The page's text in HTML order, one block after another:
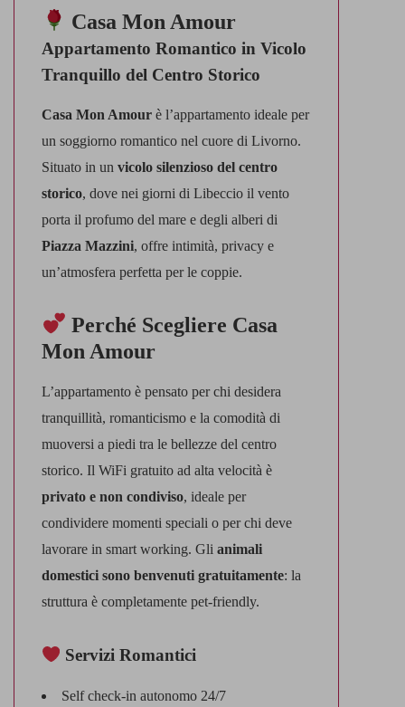
Casa Mon Amour
Appartamento Romantico in Vicolo
Tranquillo del Centro Storico
Casa Mon Amour è l’appartamento ideale per
un soggiorno romantico nel cuore di Livorno.
Situato in un vicolo silenzioso del centro
storico, dove nei giorni di Libeccio il vento
porta il profumo del mare e degli alberi di
Piazza Mazzini, offre intimità, privacy e
un’atmosfera perfetta per le coppie.
Perché Scegliere Casa
Mon Amour
L’appartamento è pensato per chi desidera
tranquillità, romanticismo e la comodità di
muoversi a piedi tra le bellezze del centro
storico. Il WiFi gratuito ad alta velocità è
privato e non condiviso, ideale per
condividere momenti speciali o per chi deve
lavorare in smart working. Gli animali
domestici sono benvenuti gratuitamente: la
struttura è completamente pet-friendly.
Servizi Romantici
Self check-in autonomo 24/7